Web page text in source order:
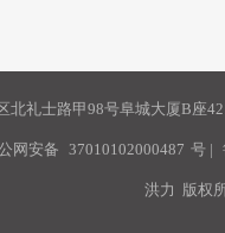
北礼士路甲98号阜城大厦B座
网安备 37010102000487 号 |
洪力 版权